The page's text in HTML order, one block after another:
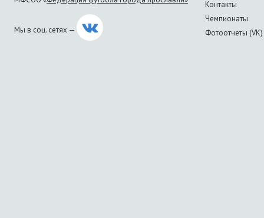
Мы в соц. сетях —
Контакты
Чемпионаты
Фотоотчеты (VK)